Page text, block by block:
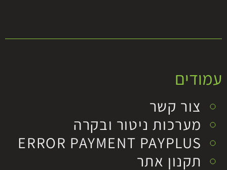
עמודים
צור קשר
מערכות ניטור ובקרה
ERROR PAYMENT PAYPLUS
תקנון אתר